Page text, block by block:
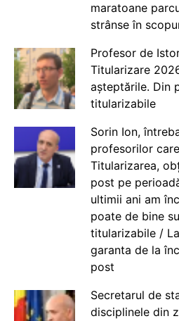
maratoane
strânse în
Profesor de
Titularizare
așteptările. Din
titularizabile
Sorin Ion,
profesorilor
Titularizarea,
post pe
ultimii ani am
poate de bine
titularizabile /
garanta de la
post
Secretarul de
disciplinele din